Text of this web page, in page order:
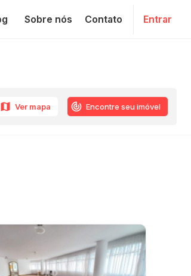
Sobre nós Contato Entrar
Ver mapa Encontre seu imóvel